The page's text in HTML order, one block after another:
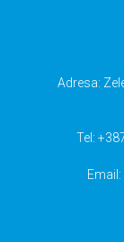
Adresa:
Tel:
Email: